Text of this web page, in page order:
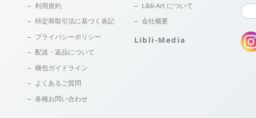
利用規約
特定商取引法に基づく表記
プライバシーポリシー
配送・返品について
梱包ガイドライン
よくあるご質問
各種お問い合わせ
Libli-Art について
会社概要
Libli-Media